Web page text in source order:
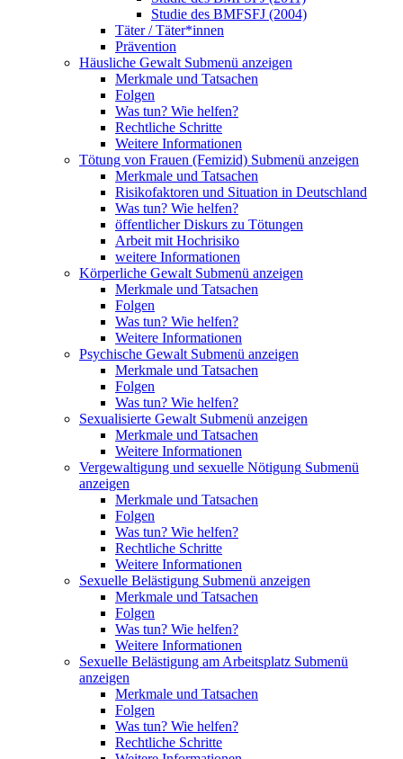
Studie des BMFSFJ (2004)
Täter / Täter*innen
Prävention
Häusliche Gewalt Submenü anzeigen
Merkmale und Tatsachen
Folgen
Was tun? Wie helfen?
Rechtliche Schritte
Weitere Informationen
Tötung von Frauen (Femizid) Submenü anzeigen
Merkmale und Tatsachen
Risikofaktoren und Situation in Deutschland
Was tun? Wie helfen?
öffentlicher Diskurs zu Tötungen
Arbeit mit Hochrisiko
weitere Informationen
Körperliche Gewalt Submenü anzeigen
Merkmale und Tatsachen
Folgen
Was tun? Wie helfen?
Weitere Informationen
Psychische Gewalt Submenü anzeigen
Merkmale und Tatsachen
Folgen
Was tun? Wie helfen?
Sexualisierte Gewalt Submenü anzeigen
Merkmale und Tatsachen
Weitere Informationen
Vergewaltigung und sexuelle Nötigung Submenü
anzeigen
Merkmale und Tatsachen
Folgen
Was tun? Wie helfen?
Rechtliche Schritte
Weitere Informationen
Sexuelle Belästigung Submenü anzeigen
Merkmale und Tatsachen
Folgen
Was tun? Wie helfen?
Weitere Informationen
Sexuelle Belästigung am Arbeitsplatz Submenü
anzeigen
Merkmale und Tatsachen
Folgen
Was tun? Wie helfen?
Rechtliche Schritte